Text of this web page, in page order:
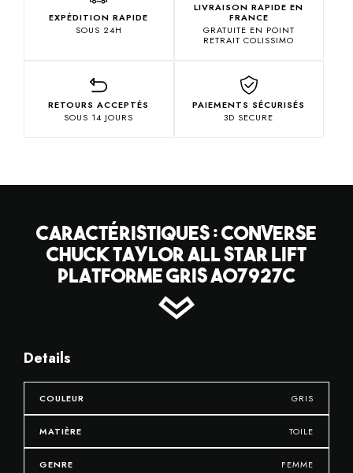
EXPÉDITION RAPIDE
SOUS 24H
LIVRAISON RAPIDE EN
FRANCE
GRATUITE EN POINT
RETRAIT COLISSIMO
RETOURS ACCEPTÉS
SOUS 14 JOURS
PAIEMENTS SÉCURISÉS
3D SECURE
CARACTÉRISTIQUES : CONVERSE
CHUCK TAYLOR ALL STAR LIFT
PLATFORME GRIS A07927C
Details
COULEUR GRIS
MATIÈRE TOILE
GENRE FEMME